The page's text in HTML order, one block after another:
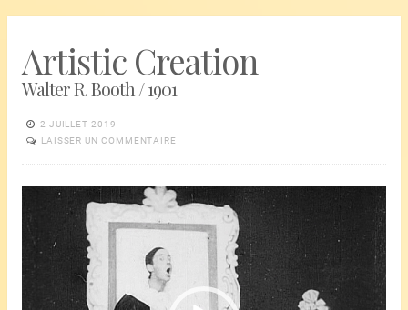
Artistic Creation
Walter R. Booth / 1901
2 JUILLET 2019
LAISSER UN COMMENTAIRE
Lecteur